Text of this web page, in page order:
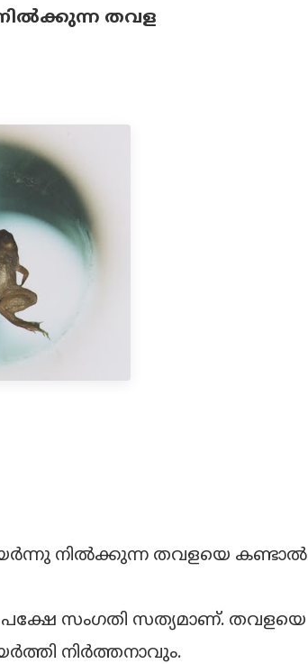
തവള
നില്‍ക്കുന്ന തവളയെ കണ്ടാല്‍
പക്ഷേ സംഗതി സത്യമാണ്. തവളയെ
നിര്‍ത്തനാവും.